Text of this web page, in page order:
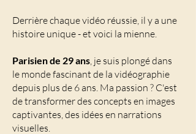
Derrière chaque vidéo réussie, il y a une
histoire unique - et voici la mienne.
Parisien de 29 ans, je suis plongé dans
le monde fascinant de la vidéographie
depuis plus de 6 ans. Ma passion ? C'est
de transformer des concepts en images
captivantes, des idées en narrations
visuelles.